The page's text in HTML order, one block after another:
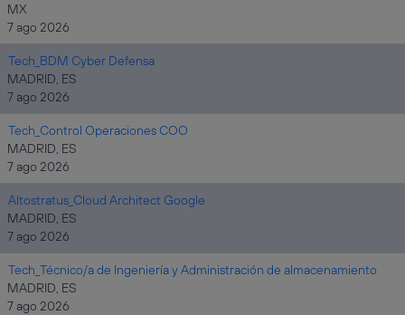
MX
7 ago 2026
Tech_BDM Cyber Defensa
MADRID, ES
7 ago 2026
Tech_Control Operaciones COO
MADRID, ES
7 ago 2026
Altostratus_Cloud Architect Google
MADRID, ES
7 ago 2026
Tech_Técnico/a de Ingeniería y Administración de almacenamiento
MADRID, ES
7 ago 2026